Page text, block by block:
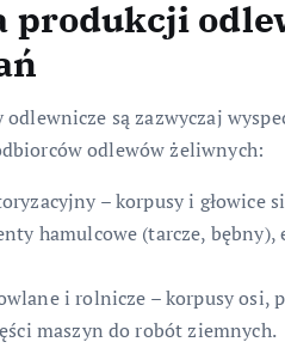
odlewnicze są zazwyczaj
odlewów żeliwnych:
– korpusy i
hamulcowe (tarcze,
i rolnicze – korpusy osi,
maszyn do robót ziemnych.